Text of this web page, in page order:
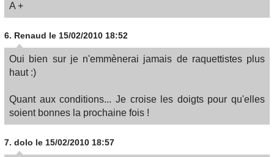
A +
6. Renaud le 15/02/2010 18:52
Oui bien sur je n'emmènerai jamais de raquettistes plus
haut :)
Quant aux conditions... Je croise les doigts pour qu'elles
soient bonnes la prochaine fois !
7. dolo le 15/02/2010 18:57